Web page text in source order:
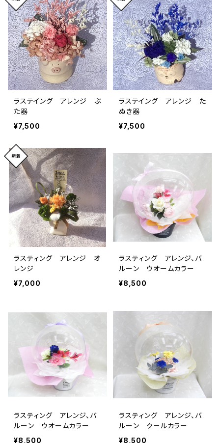
ラステイング アレンジ ぶ
た器
¥7,500
ラステイング アレンジ た
ぬき器
¥7,500
ラスティング アレンジ オ
レンジ
¥7,000
ラスティング アレンジ、バ
ルーン ウオームカラー
¥8,500
ラスティング アレンジ、バ
ルーン ウオームカラー
¥8,500
ラスティング アレンジ、バ
ルーン ク－ルカラー
¥8,500